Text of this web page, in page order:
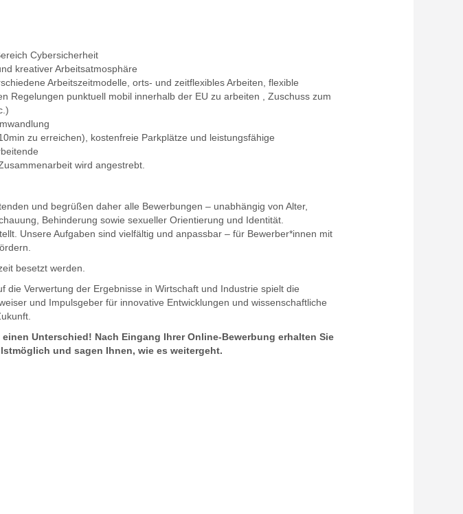
Cybersicherheit
kreativer Arbeitsatmosphäre
Arbeitszeitmodelle, orts- und zeitflexibles Arbeiten, flexible
Regelungen punktuell mobil innerhalb der EU zu arbeiten , Zuschuss zum
zu erreichen), kostenfreie Parkplätze und leistungsfähige
wird angestrebt.
und begrüßen daher alle Bewerbungen – unabhängig von Alter,
Behinderung sowie sexueller Orientierung und Identität.
Unsere Aufgaben sind vielfältig und anpassbar – für Bewerber*innen mit
besetzt werden.
Verwertung der Ergebnisse in Wirtschaft und Industrie spielt die
und Impulsgeber für innovative Entwicklungen und wissenschaftliche
Unterschied! Nach Eingang Ihrer Online-Bewerbung erhalten Sie
und sagen Ihnen, wie es weitergeht.